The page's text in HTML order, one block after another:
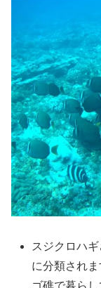
スジクロハ
に分類され
ゴ礁で暮ら